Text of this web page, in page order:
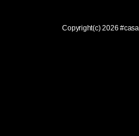
Copyright(c) 2026#casa